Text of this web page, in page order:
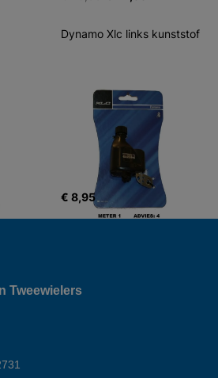
Dynamo Xlc links kunststof
€ 8,95
Tweewielers